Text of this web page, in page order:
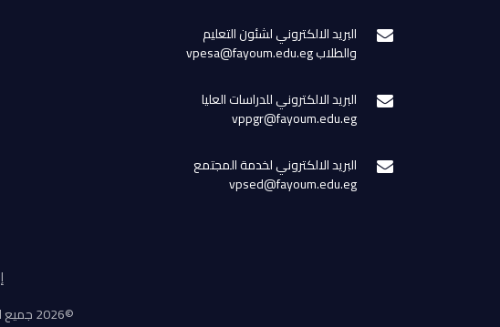
البريد الالكتروني لشئون التعليم
والطلاب vpesa@fayoum.edu.eg
البريد الالكتروني للدراسات العليا
vppgr@fayoum.edu.eg
البريد الالكتروني لخدمة المجتمع
vpsed@fayoum.edu.eg
©2026 جميع الحقوق محفوظة للبوابة الالكترونية الرسمية لجامعة الفيوم